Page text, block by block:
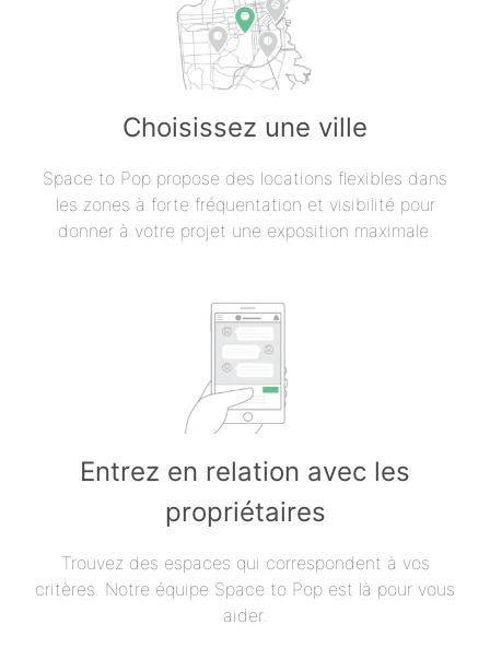
Choisissez une ville
Space to Pop propose des locations flexibles dans
les zones à forte fréquentation et visibilité pour
donner à votre projet une exposition maximale.
Entrez en relation avec les
propriétaires
Trouvez des espaces qui correspondent à vos
critères. Notre équipe Space to Pop est là pour vous
aider.